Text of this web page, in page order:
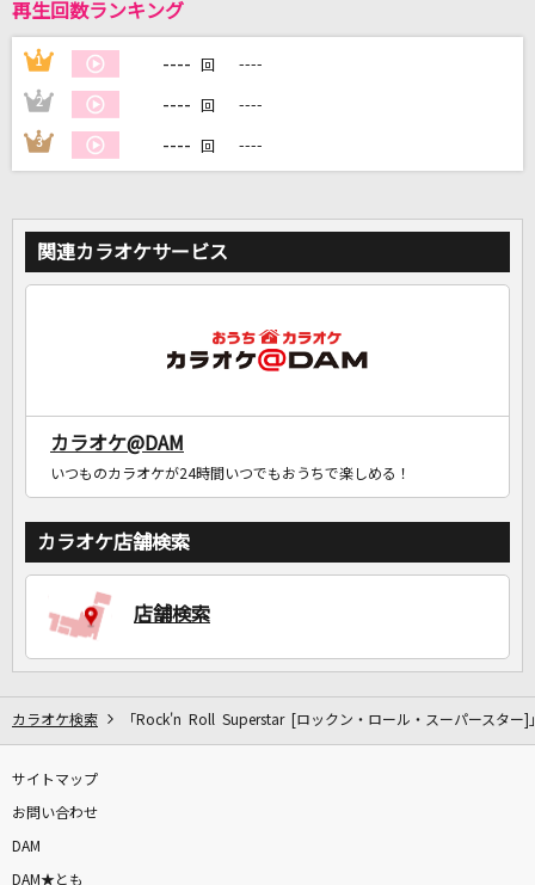
カラオケをもっと楽しもう！
自宅でカラオケ歌い放題！
家族や友達と一緒に！練習にも！
再生回数ランキング
1 ---- 回 ----
2 ---- 回 ----
3 ---- 回 ----
関連カラオケサービス
カラオケ@DAM
いつものカラオケが24時間いつでもおうちで楽しめる！
カラオケ店舗検索
店舗検索
カラオケ検索 「Rock'n Roll Superstar [ロックン・ロール・スーパースター]
サイトマップ
お問い合わせ
DAM
DAM★とも